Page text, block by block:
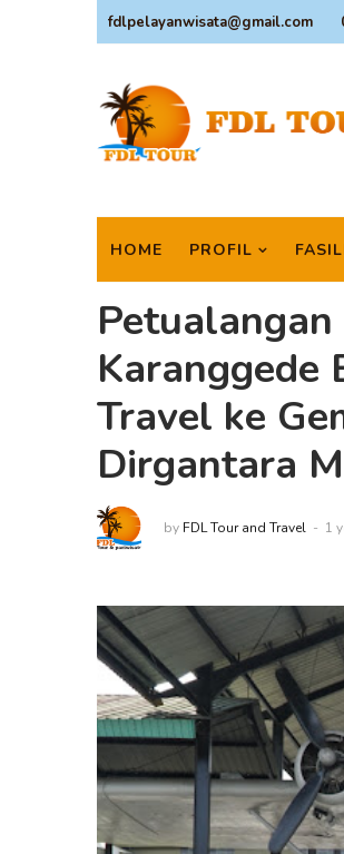
fdlpelayanwisata@gmail.com
HOME PROFIL
Karanggede
Travel ke
Dirgantara
by FDL Tour and Travel 1